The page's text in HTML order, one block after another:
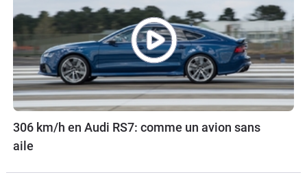
306 km/h en Audi RS7: comme un avion sans
aile